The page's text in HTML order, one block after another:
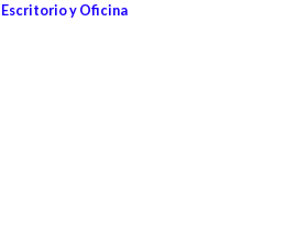
Escritorio y Oficina